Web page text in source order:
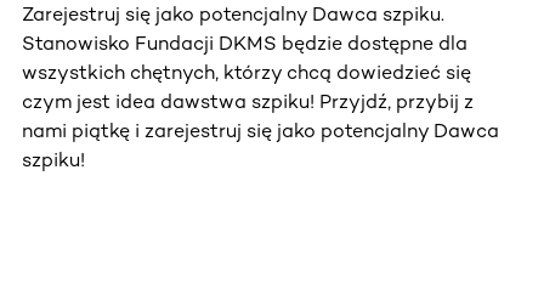
Zarejestruj się jako potencjalny Dawca szpiku.
Stanowisko Fundacji DKMS będzie dostępne dla
wszystkich chętnych, którzy chcą dowiedzieć się
czym jest idea dawstwa szpiku! Przyjdź, przybij z
nami piątkę i zarejestruj się jako potencjalny Dawca
szpiku!